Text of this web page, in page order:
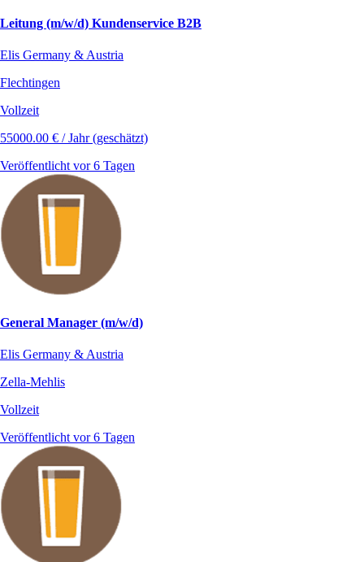
Leitung (m/w/d) Kundenservice B2B
Elis Germany & Austria
Flechtingen
Vollzeit
55000.00 € / Jahr (geschätzt)
Veröffentlicht vor 6 Tagen
General Manager (m/w/d)
Elis Germany & Austria
Zella-Mehlis
Vollzeit
Veröffentlicht vor 6 Tagen